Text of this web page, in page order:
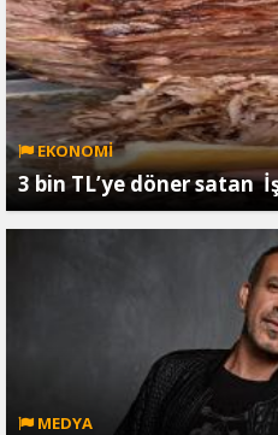
EKONOMİ
3 bin TL’ye döner satan
MEDYA